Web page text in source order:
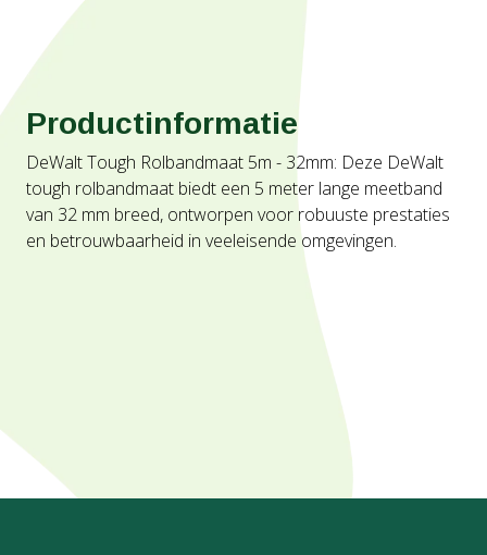
Productinformatie
DeWalt Tough Rolbandmaat 5m - 32mm: Deze DeWalt
tough rolbandmaat biedt een 5 meter lange meetband
van 32 mm breed, ontworpen voor robuuste prestaties
en betrouwbaarheid in veeleisende omgevingen.